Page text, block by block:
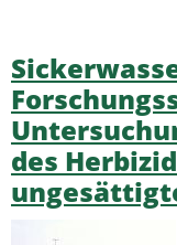
des